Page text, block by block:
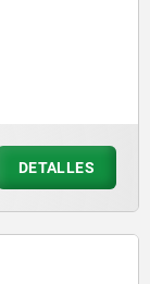
DETALLES